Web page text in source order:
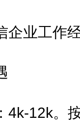
业工作
12k。按